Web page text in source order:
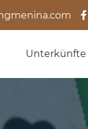
Unterkünfte